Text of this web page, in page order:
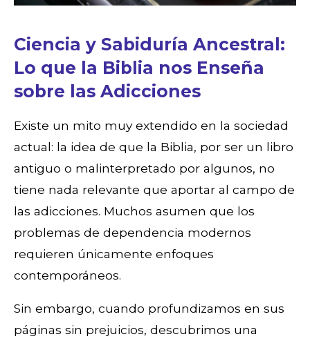
Ciencia y Sabiduría Ancestral:
Lo que la Biblia nos Enseña
sobre las Adicciones
Existe un mito muy extendido en la sociedad
actual: la idea de que la Biblia, por ser un libro
antiguo o malinterpretado por algunos, no
tiene nada relevante que aportar al campo de
las adicciones. Muchos asumen que los
problemas de dependencia modernos
requieren únicamente enfoques
contemporáneos.
Sin embargo, cuando profundizamos en sus
páginas sin prejuicios, descubrimos una